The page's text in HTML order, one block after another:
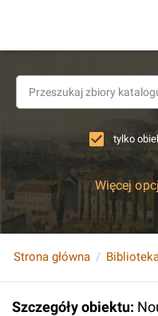
tylko
Więcej
Strona główna
Szczegóły obiektu: